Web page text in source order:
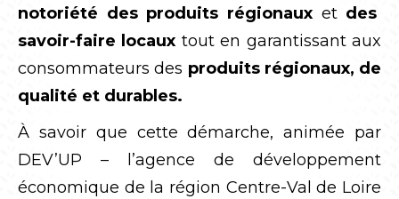
notoriété des produits régionaux et des
savoir-faire locaux tout en garantissant aux
consommateurs des produits régionaux, de
qualité et durables.
À savoir que cette démarche, animée par
DEV’UP – l’agence de développement
économique de la région Centre-Val de Loire